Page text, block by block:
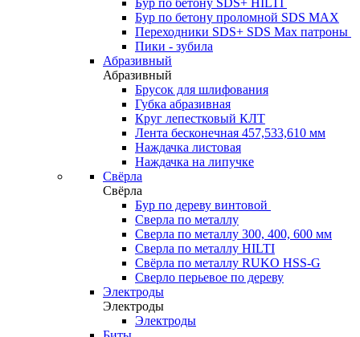
Бур по бетону SDS+ HILTI
Бур по бетону проломной SDS MAX
Переходники SDS+ SDS Max патроны
Пики - зубила
Абразивный
Абразивный
Брусок для шлифования
Губка абразивная
Круг лепестковый КЛТ
Лента бесконечная 457,533,610 мм
Наждачка листовая
Наждачка на липучке
Свёрла
Свёрла
Бур по дереву винтовой
Сверла по металлу
Сверла по металлу 300, 400, 600 мм
Сверла по металлу HILTI
Свёрла по металлу RUKO HSS-G
Сверло перьевое по дереву
Электроды
Электроды
Электроды